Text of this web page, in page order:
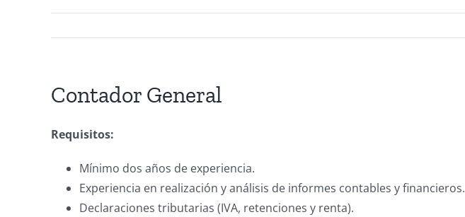
Contador General
Requisitos:
Mínimo dos años de experiencia.
Experiencia en realización y análisis de informes contables y financieros.
Declaraciones tributarias (IVA, retenciones y renta).